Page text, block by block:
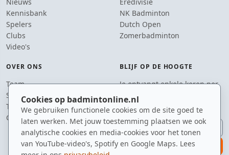
Cookies op badmintonline.nl
We gebruiken functionele cookies om de site goed te
laten werken. Met jouw toestemming plaatsen we ook
analytische cookies en media-cookies voor het tonen
van YouTube-video's, Spotify en Google Maps. Lees
Kennisbank
Spelers
Clubs
Video's
NK Badminton
Dutch Open
Zomerbadminton
OVER ONS
Team
Supporters
Tip de redactie
Contact
BLIJF OP DE HOOGTE
Je ontvangt enkele keren per
jaar een e-mail met het
laatste badmintonnieuws.
E-mailadres
aanmelden